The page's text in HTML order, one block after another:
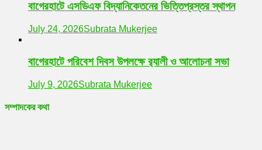
বাগেরহাটে এসডিএফ বিদ্যানিকেতনের ভিত্তিপ্রস্তর স্থাপন
July 24, 2026Subrata Mukerjee
বাগেরহাটে পরিবেশ দিবস উপলক্ষে র‌্যালী ও আলোচনা সভা
July 9, 2026Subrata Mukerjee
সম্পাদকের কথা